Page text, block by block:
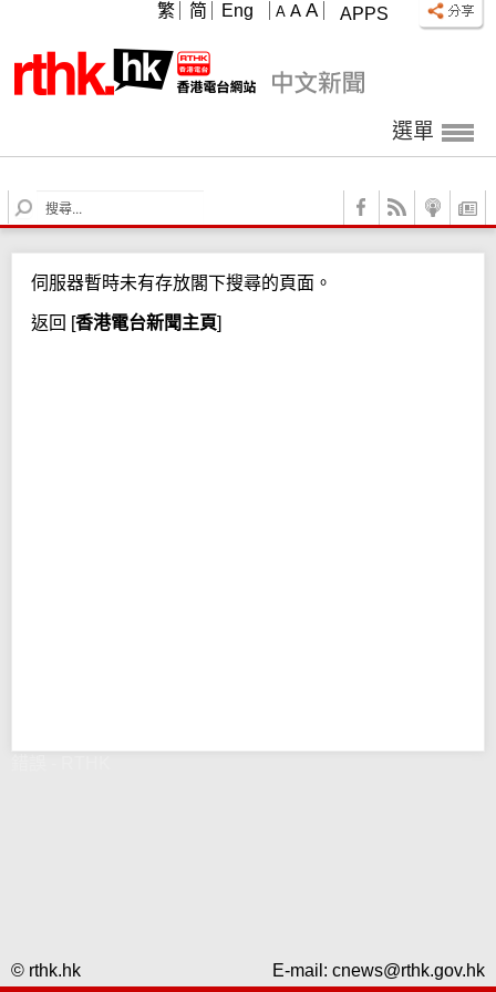
APPS
A A A
繁 简 Eng
選單
S
e
c
h
伺服器暫時未有存放閣下搜尋的頁面。
返回 [香港電台新聞主頁]
© rthk.hk E-mail: cnews@rthk.gov.hk